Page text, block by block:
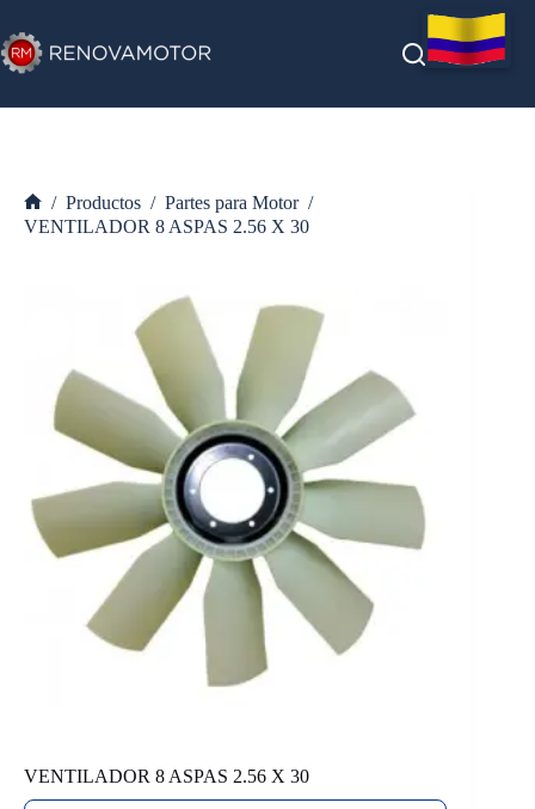
al
contenido
Inicio
/ Productos / Partes para Motor /
VENTILADOR 8 ASPAS 2.56 X 30
VENTILADOR 8 ASPAS 2.56 X 30